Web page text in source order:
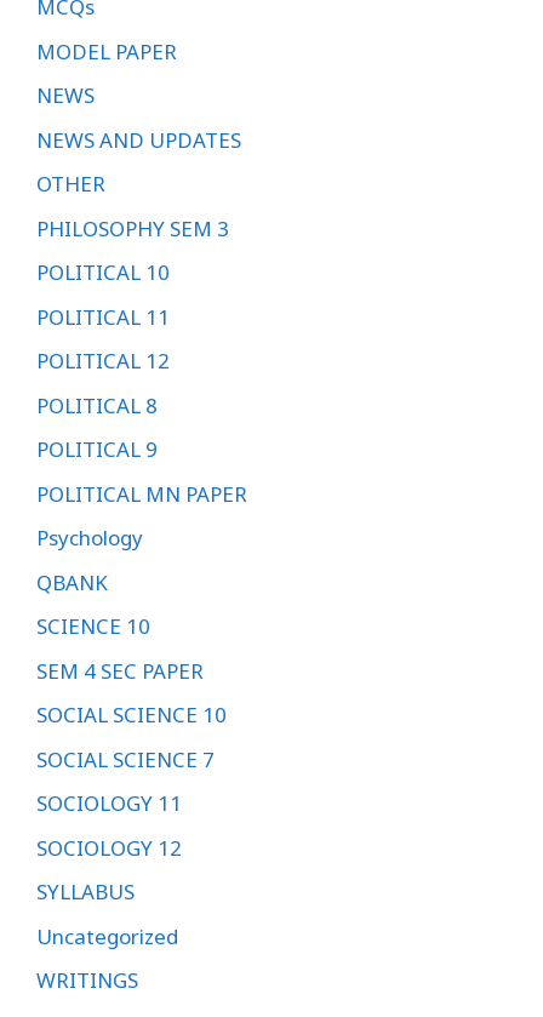
MCQs
MODEL PAPER
NEWS
NEWS AND UPDATES
OTHER
PHILOSOPHY SEM 3
POLITICAL 10
POLITICAL 11
POLITICAL 12
POLITICAL 8
POLITICAL 9
POLITICAL MN PAPER
Psychology
QBANK
SCIENCE 10
SEM 4 SEC PAPER
SOCIAL SCIENCE 10
SOCIAL SCIENCE 7
SOCIOLOGY 11
SOCIOLOGY 12
SYLLABUS
Uncategorized
WRITINGS